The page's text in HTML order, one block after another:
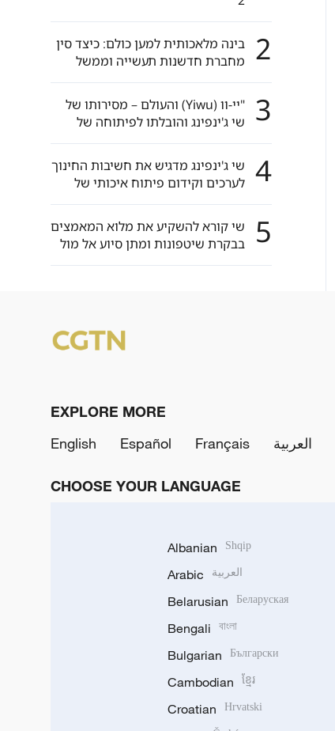
2
בינה מלאכותית למען כולם: כיצד סין
מחברת חדשנות תעשייה וממשל
עולמי
3
"יי-וו (Yiwu) והעולם – מסירותו של
שי ג'ינפינג והובלתו לפיתוחה של
יי-וו"
4
שי ג'ינפינג מדגיש את חשיבות החינוך
לערכים וקידום פיתוח איכותי של
החינוך הבסיסי
5
שי קורא להשקיע את מלוא המאמצים
בבקרת שיטפונות ומתן סיוע אל מול
אסונות טבע
EXPLORE MORE
English
Español Français العربية
CHOOSE YOUR LANGUAGE
Albanian Shqip
Arabic العربية
Belarusian Беларуская
Bengali বাংলা
Bulgarian Български
Cambodian ខ្មែរ
Croatian Hrvatski